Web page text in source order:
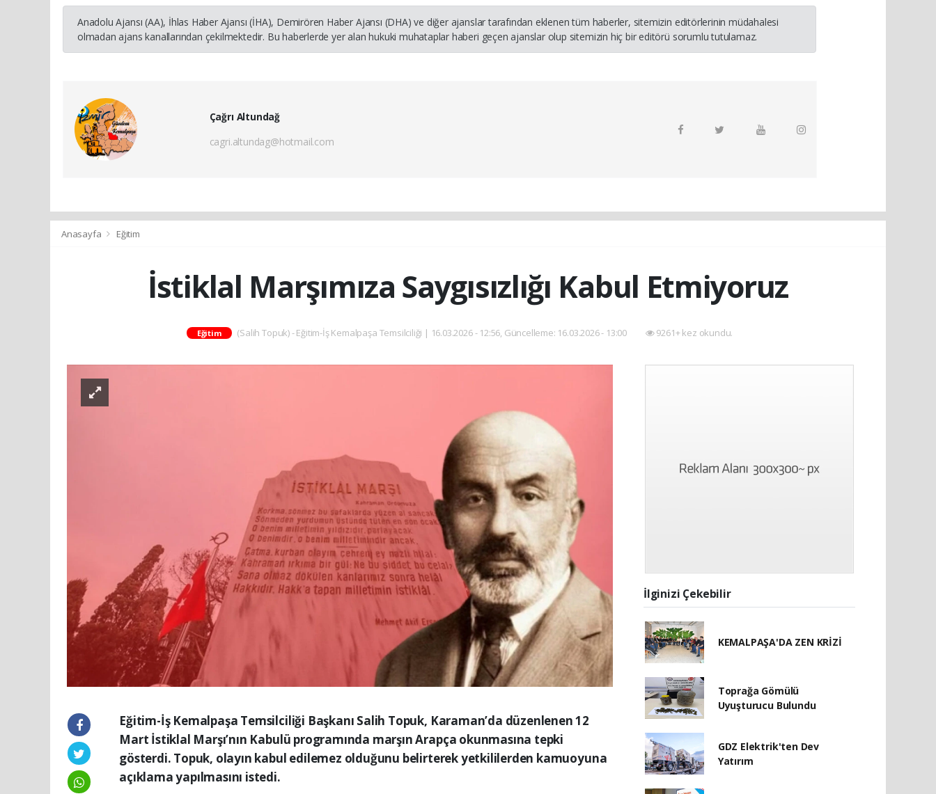
Anadolu Ajansı (AA), İhlas Haber Ajansı (İHA), Demirören Haber Ajansı (DHA) ve diğer ajanslar tarafından eklenen tüm haberler, sitemizin editörlerinin müdahalesi
olmadan ajans kanallarından çekilmektedir. Bu haberlerde yer alan hukuki muhataplar haberi geçen ajanslar olup sitemizin hiç bir editörü sorumlu tutulamaz.
Çağrı Altundağ
cagri.altundag@hotmail.com
Anasayfa Eğitim
İstiklal Marşımıza Saygısızlığı Kabul Etmiyoruz
Eğitim (Salih Topuk) - Eğitim-İş Kemalpaşa Temsilciliği | 16.03.2026 - 12:56, Güncelleme: 16.03.2026 - 13:00 9261+ kez okundu.
Eğitim-İş Kemalpaşa Temsilciliği Başkanı Salih Topuk, Karaman’da düzenlenen 12
Mart İstiklal Marşı’nın Kabulü programında marşın Arapça okunmasına tepki
gösterdi. Topuk, olayın kabul edilemez olduğunu belirterek yetkililerden kamuoyuna
açıklama yapılmasını istedi.
İlginizi Çekebilir
KEMALPAŞA'DA ZEN KRİZİ
Toprağa Gömülü
Uyuşturucu Bulundu
GDZ Elektrik'ten Dev
Yatırım